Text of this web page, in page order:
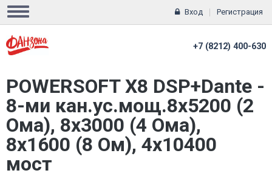
Вход Регистрация
+7 (8212) 400-630
POWERSOFT X8 DSP+Dante -
8-ми кан.ус.мощ.8x5200 (2
Ома), 8x3000 (4 Ома),
8x1600 (8 Ом), 4x10400
мост